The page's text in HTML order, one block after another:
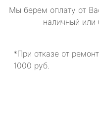
Мы берем оплату от
наличный или
*При отказе от
1000 руб.